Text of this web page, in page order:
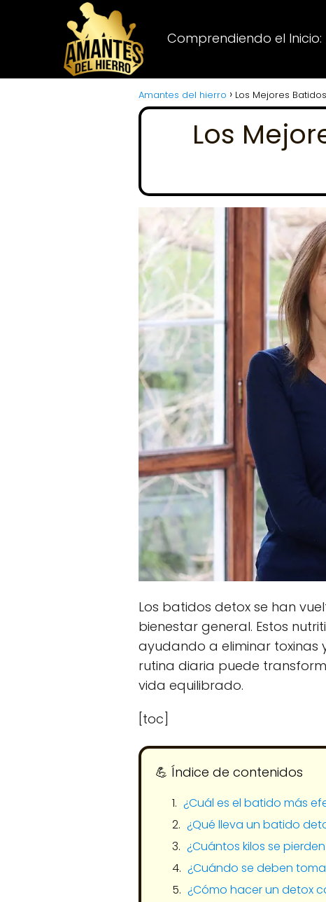
Comprendiendo el Inicio:
Amantes del hierro Los Mejores
Los
Los batidos detox se han
bienestar general. Estos
ayudando a eliminar toxinas
rutina diaria puede
vida equilibrado.
[toc]
💪​ Índice de contenidos
¿Cuál es el batido más
¿Qué lleva un batido
¿Cuántos kilos se
¿Cuándo se deben
¿Cómo hacer un detox